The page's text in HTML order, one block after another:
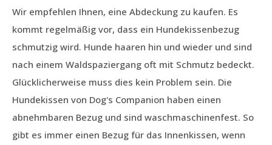
Wir empfehlen Ihnen, eine Abdeckung zu kaufen. Es
kommt regelmäßig vor, dass ein Hundekissenbezug
schmutzig wird. Hunde haaren hin und wieder und sind
nach einem Waldspaziergang oft mit Schmutz bedeckt.
Glücklicherweise muss dies kein Problem sein. Die
Hundekissen von Dog's Companion haben einen
abnehmbaren Bezug und sind waschmaschinenfest. So
gibt es immer einen Bezug für das Innenkissen, wenn